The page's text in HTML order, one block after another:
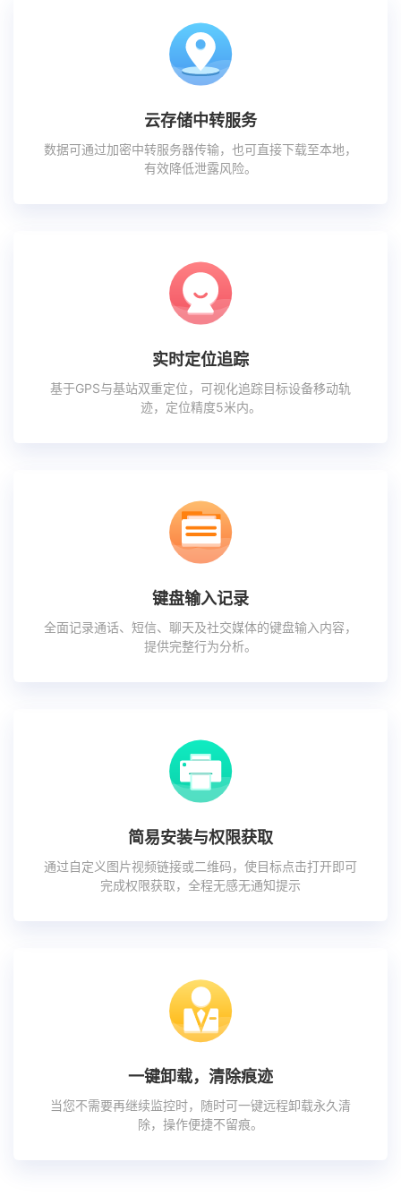
云存储中转服务
数据可通过加密中转服务器传输，也可直接下载至本地，
有效降低泄露风险。
实时定位追踪
基于GPS与基站双重定位，可视化追踪目标设备移动轨
迹，定位精度5米内。
键盘输入记录
全面记录通话、短信、聊天及社交媒体的键盘输入内容，
提供完整行为分析。
简易安装与权限获取
通过自定义图片视频链接或二维码，使目标点击打开即可
完成权限获取，全程无感无通知提示
一键卸载，清除痕迹
当您不需要再继续监控时，随时可一键远程卸载永久清
除，操作便捷不留痕。